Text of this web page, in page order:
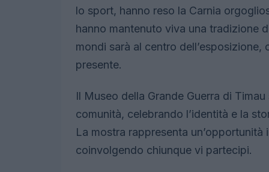
lo sport, hanno reso la Carnia
hanno mantenuto viva una tradizione
mondi sarà al centro
presente.
Il Museo della Grande Guerra di
comunità, celebrando l’identità e la
La mostra rappresenta
coinvolgendo chiunque vi partecipi.